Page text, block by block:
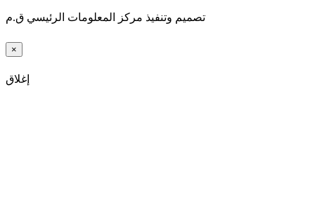
تصميم وتنفيذ مركز المعلومات الرئيسي ق.م
×
إغلاق